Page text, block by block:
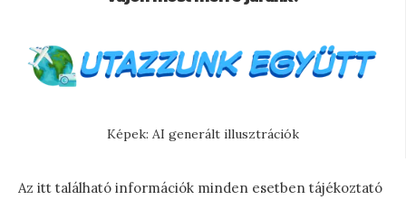
Képek: AI generált illusztrációk
Az itt található információk minden esetben tájékoztató